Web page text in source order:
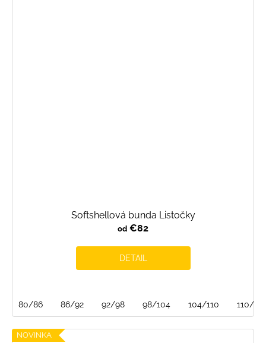
Softshellová bunda Listočky
od €82
DETAIL
80/86 86/92 92/98 98/104 104/110 110/116
NOVINKA